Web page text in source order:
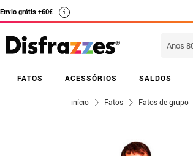
Envio grátis +60€ i
FATOS ACESSÓRIOS SALDOS
início Fatos Fatos de grupo